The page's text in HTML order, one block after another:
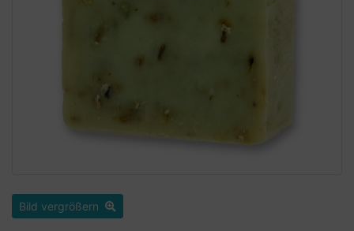
Bild vergrößern